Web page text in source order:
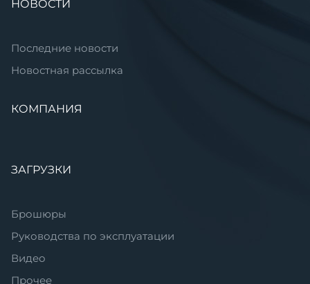
НОВОСТИ
Последние новости
Новостная рассылка
КОМПАНИЯ
ЗАГРУЗКИ
Брошюры
Руководства по эксплуатации
Видео
Прочее